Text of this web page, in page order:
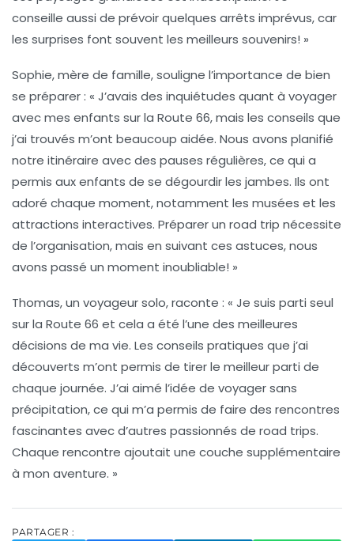
conseille aussi de prévoir quelques arrêts imprévus, car
les surprises font souvent les meilleurs souvenirs! »
Sophie, mère de famille, souligne l’importance de bien
se préparer : « J’avais des inquiétudes quant à voyager
avec mes enfants sur la Route 66, mais les conseils que
j’ai trouvés m’ont beaucoup aidée. Nous avons planifié
notre itinéraire avec des pauses régulières, ce qui a
permis aux enfants de se dégourdir les jambes. Ils ont
adoré chaque moment, notamment les musées et les
attractions interactives. Préparer un road trip nécessite
de l’organisation, mais en suivant ces astuces, nous
avons passé un moment inoubliable! »
Thomas, un voyageur solo, raconte : « Je suis parti seul
sur la Route 66 et cela a été l’une des meilleures
décisions de ma vie. Les conseils pratiques que j’ai
découverts m’ont permis de tirer le meilleur parti de
chaque journée. J’ai aimé l’idée de voyager sans
précipitation, ce qui m’a permis de faire des rencontres
fascinantes avec d’autres passionnés de road trips.
Chaque rencontre ajoutait une couche supplémentaire
à mon aventure. »
PARTAGER :